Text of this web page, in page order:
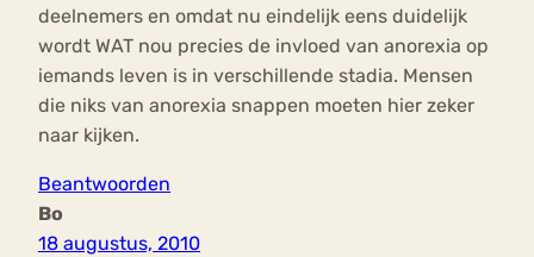
deelnemers en omdat nu eindelijk eens duidelijk
wordt WAT nou precies de invloed van anorexia op
iemands leven is in verschillende stadia. Mensen
die niks van anorexia snappen moeten hier zeker
naar kijken.
Beantwoorden
Bo
18 augustus, 2010